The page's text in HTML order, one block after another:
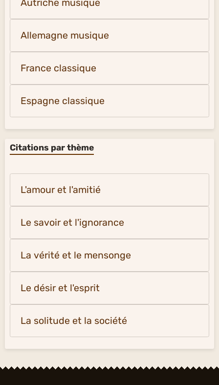
Autriche musique
Allemagne musique
France classique
Espagne classique
Citations par thème
L'amour et l'amitié
Le savoir et l'ignorance
La vérité et le mensonge
Le désir et l'esprit
La solitude et la société